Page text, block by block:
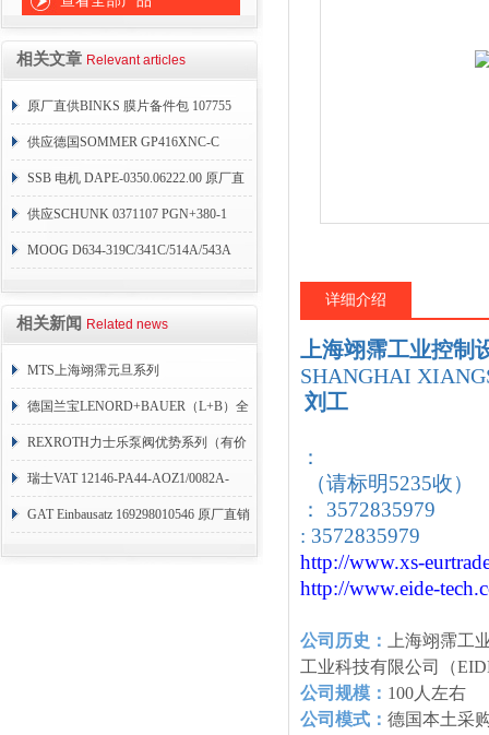
相关文章 Relevant articles
原厂直供BINKS 膜片备件包 107755
供应德国SOMMER GP416XNC-C
SSB 电机 DAPE-0350.06222.00 原厂直
销
供应SCHUNK 0371107 PGN+380-1
MOOG D634-319C/341C/514A/543A
相关新闻 Related news
MTS上海翊霈元旦系列
RHM3050MR081A01
德国兰宝LENORD+BAUER（L+B）全
系列编码器
REXROTH力士乐泵阀优势系列（有价
目表）
瑞士VAT 12146-PA44-AOZ1/0082A-
1173938
GAT Einbausatz 169298010546 原厂直销
详细介绍
上海翊霈工业控制
SHANGHAI
刘工
：
（请标明5235收）
： 3572835979
: 3572835979
http://www.xs-
http://www.eide-tech
公司历史：
上海翊霈工
工业科技有限公司（
公司规模： 100人左右
公司模式： 德国本土采